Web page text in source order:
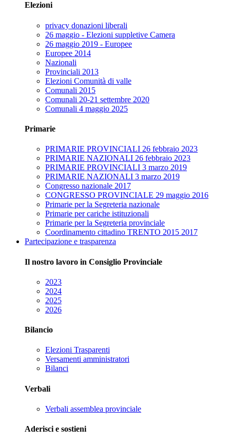
Elezioni
privacy donazioni liberali
26 maggio - Elezioni suppletive Camera
26 maggio 2019 - Europee
Europee 2014
Nazionali
Provinciali 2013
Elezioni Comunità di valle
Comunali 2015
Comunali 20-21 settembre 2020
Comunali 4 maggio 2025
Primarie
PRIMARIE PROVINCIALI 26 febbraio 2023
PRIMARIE NAZIONALI 26 febbraio 2023
PRIMARIE PROVINCIALI 3 marzo 2019
PRIMARIE NAZIONALI 3 marzo 2019
Congresso nazionale 2017
CONGRESSO PROVINCIALE 29 maggio 2016
Primarie per la Segreteria nazionale
Primarie per cariche istituzionali
Primarie per la Segreteria provinciale
Coordinamento cittadino TRENTO 2015 2017
Partecipazione e trasparenza
Il nostro lavoro in Consiglio Provinciale
2023
2024
2025
2026
Bilancio
Elezioni Trasparenti
Versamenti amministratori
Bilanci
Verbali
Verbali assemblea provinciale
Aderisci e sostieni